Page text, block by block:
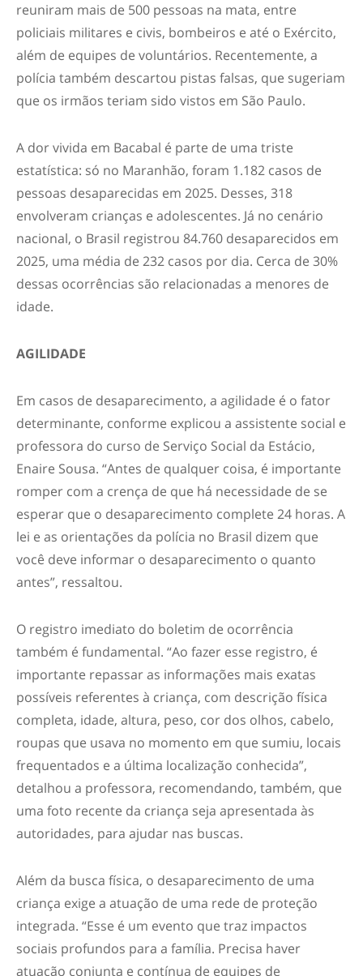
reuniram mais de 500 pessoas na mata, entre
policiais militares e civis, bombeiros e até o Exército,
além de equipes de voluntários. Recentemente, a
polícia também descartou pistas falsas, que sugeriam
que os irmãos teriam sido vistos em São Paulo.
A dor vivida em Bacabal é parte de uma triste
estatística: só no Maranhão, foram 1.182 casos de
pessoas desaparecidas em 2025. Desses, 318
envolveram crianças e adolescentes. Já no cenário
nacional, o Brasil registrou 84.760 desaparecidos em
2025, uma média de 232 casos por dia. Cerca de 30%
dessas ocorrências são relacionadas a menores de
idade.
AGILIDADE
Em casos de desaparecimento, a agilidade é o fator
determinante, conforme explicou a assistente social e
professora do curso de Serviço Social da Estácio,
Enaire Sousa. “Antes de qualquer coisa, é importante
romper com a crença de que há necessidade de se
esperar que o desaparecimento complete 24 horas. A
lei e as orientações da polícia no Brasil dizem que
você deve informar o desaparecimento o quanto
antes”, ressaltou.
O registro imediato do boletim de ocorrência
também é fundamental. “Ao fazer esse registro, é
importante repassar as informações mais exatas
possíveis referentes à criança, com descrição física
completa, idade, altura, peso, cor dos olhos, cabelo,
roupas que usava no momento em que sumiu, locais
frequentados e a última localização conhecida”,
detalhou a professora, recomendando, também, que
uma foto recente da criança seja apresentada às
autoridades, para ajudar nas buscas.
Além da busca física, o desaparecimento de uma
criança exige a atuação de uma rede de proteção
integrada. “Esse é um evento que traz impactos
sociais profundos para a família. Precisa haver
atuação conjunta e contínua de equipes de